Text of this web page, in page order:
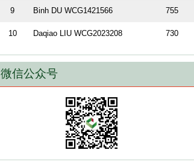
9 Binh DU WCG1421566 755
10 Daqiao LIU WCG2023208 730
微信公众号